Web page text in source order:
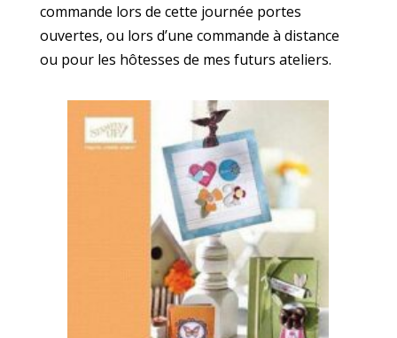
commande lors de cette journée portes
ouvertes, ou lors d’une commande à distance
ou pour les hôtesses de mes futurs ateliers.